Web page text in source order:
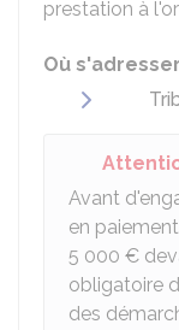
prestation à
Où
Avant
en
5 000 €
obligatoire
des